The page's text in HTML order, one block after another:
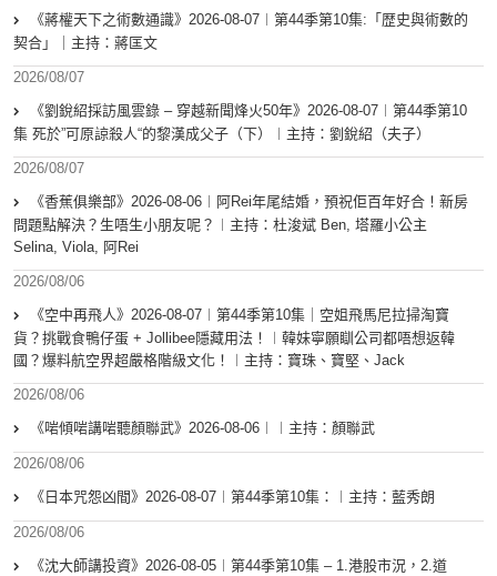
《蔣權天下之術數通識》2026-08-07︱第44季第10集:「歴史與術數的
契合」｜主持：蔣匡文
2026/08/07
《劉銳紹採訪風雲錄 – 穿越新聞烽火50年》2026-08-07︱第44季第10
集 死於”可原諒殺人“的黎漢成父子（下）︱主持：劉銳紹（夫子）
2026/08/07
《香蕉俱樂部》2026-08-06︱阿Rei年尾結婚，預祝佢百年好合！新房
問題點解決？生唔生小朋友呢？︱主持：杜浚斌 Ben, 塔羅小公主
Selina, Viola, 阿Rei
2026/08/06
《空中再飛人》2026-08-07︱第44季第10集｜空姐飛馬尼拉掃淘寶
貨？挑戰食鴨仔蛋 + Jollibee隱藏用法！︱韓妹寧願瞓公司都唔想返韓
國？爆料航空界超嚴格階級文化！︱主持：寶珠、寶堅、Jack
2026/08/06
《啱傾啱講啱聽顏聯武》2026-08-06︱︱主持：顏聯武
2026/08/06
《日本咒怨凶間》2026-08-07︱第44季第10集：︱主持：藍秀朗
2026/08/06
《沈大師講投資》2026-08-05︱第44季第10集 – 1.港股市況，2.道